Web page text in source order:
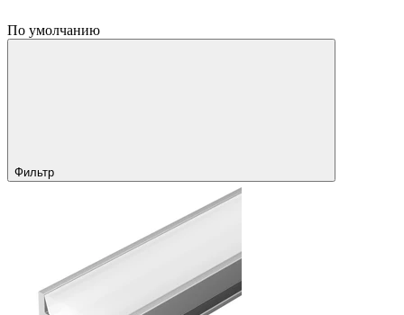
По умолчанию
Фильтр